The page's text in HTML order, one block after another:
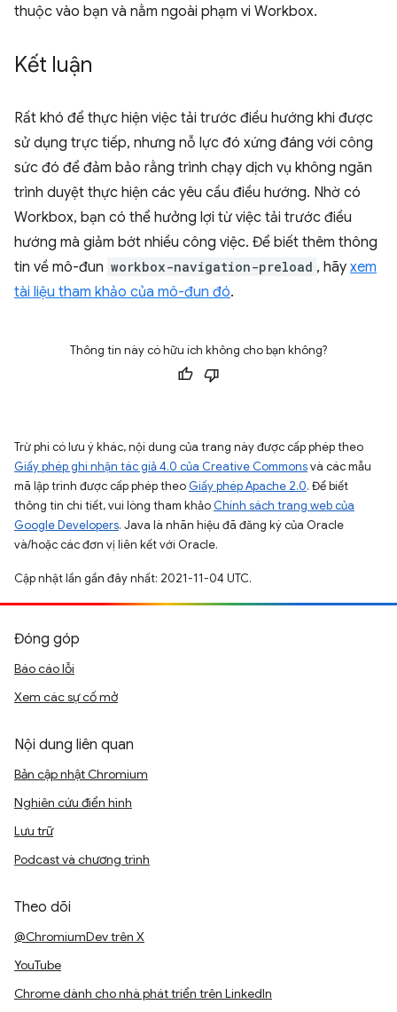
thuộc vào bạn và nằm ngoài phạm vi Workbox.
Kết luận
Rất khó để thực hiện việc tải trước điều hướng khi được
sử dụng trực tiếp, nhưng nỗ lực đó xứng đáng với công
sức đó để đảm bảo rằng trình chạy dịch vụ không ngăn
trình duyệt thực hiện các yêu cầu điều hướng. Nhờ có
Workbox, bạn có thể hưởng lợi từ việc tải trước điều
hướng mà giảm bớt nhiều công việc. Để biết thêm thông
tin về mô-đun workbox-navigation-preload , hãy xem
tài liệu tham khảo của mô-đun đó.
Thông tin này có hữu ích không cho bạn không?
Trừ phi có lưu ý khác, nội dung của trang này được cấp phép theo
Giấy phép ghi nhận tác giả 4.0 của Creative Commonsvà các mẫu
mã lập trình được cấp phép theo Giấy phép Apache 2.0. Để biết
thông tin chi tiết, vui lòng tham khảo Chính sách trang web của
Google Developers. Java là nhãn hiệu đã đăng ký của Oracle
và/hoặc các đơn vị liên kết với Oracle.
Cập nhật lần gần đây nhất: 2021-11-04 UTC.
Đóng góp
Báo cáo lỗi
Xem các sự cố mở
Nội dung liên quan
Bản cập nhật Chromium
Nghiên cứu điển hình
Lưu trữ
Podcast và chương trình
Theo dõi
@ChromiumDev trên X
YouTube
Chrome dành cho nhà phát triển trên LinkedIn